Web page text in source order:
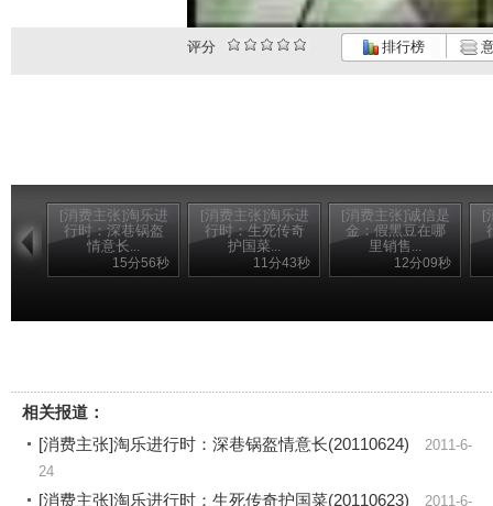
评分 排行榜
[消费主张]淘乐进
行时：深巷锅盔
情意长...
15分56秒
[消费主张]淘乐进
行时：生死传奇
护国菜...
11分43秒
[消费主张]诚信是
金：假黑豆在哪
里销售...
12分09秒
[
相关报道：
[消费主张]淘乐进行时：深巷锅盔情意长(20110624)
2011-6-
24
[消费主张]淘乐进行时：生死传奇护国菜(20110623)
2011-6-